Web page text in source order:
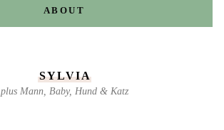
ABOUT
SYLVIA
plus Mann, Baby, Hund & Katz